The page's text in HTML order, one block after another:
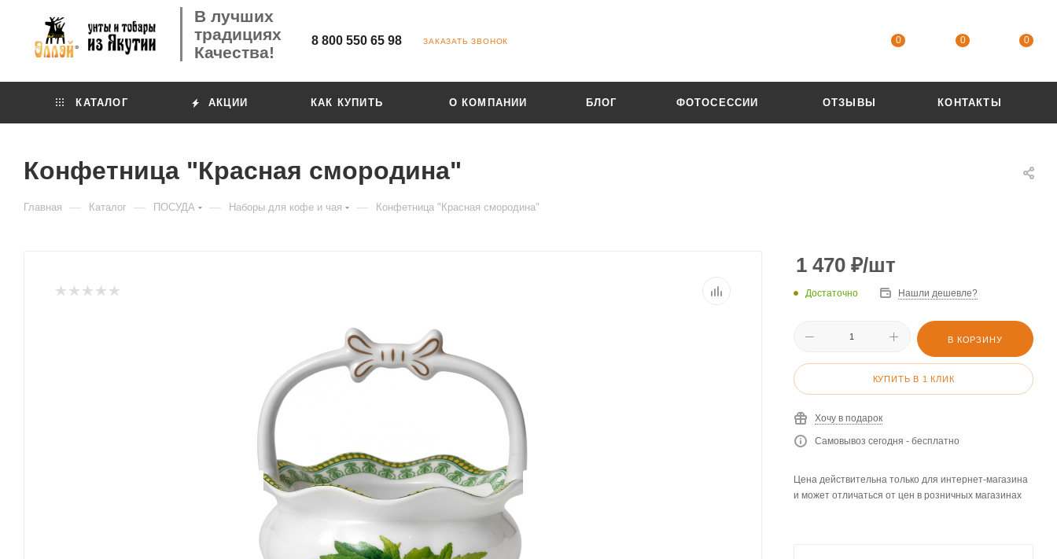
В лучших
традициях
Качества!
8 800 550 65 98 ЗАКАЗАТЬ ЗВОНОК 0 0 0
КАТАЛОГ АКЦИИ КАК КУПИТЬ О КОМПАНИИ БЛОГ ФОТОСЕССИИ ОТЗЫВЫ КОНТАКТЫ
Конфетница "Красная смородина"
Главная — Каталог — ПОСУДА — Наборы для кофе и чая — Конфетница "Красная смородина"
1 470 ₽/шт
Достаточно Нашли дешевле?
В КОРЗИНУ
КУПИТЬ В 1 КЛИК
Хочу в подарок
Самовывоз сегодня - бесплатно
Цена действительна только для интернет-магазина
и может отличаться от цен в розничных магазинах